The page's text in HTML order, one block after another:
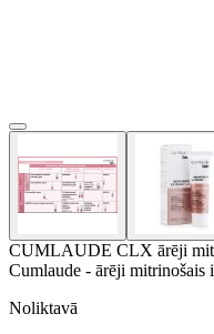
CUMLAUDE CLX ārēji
Cumlaude - ārēji mitrinošais
Noliktavā